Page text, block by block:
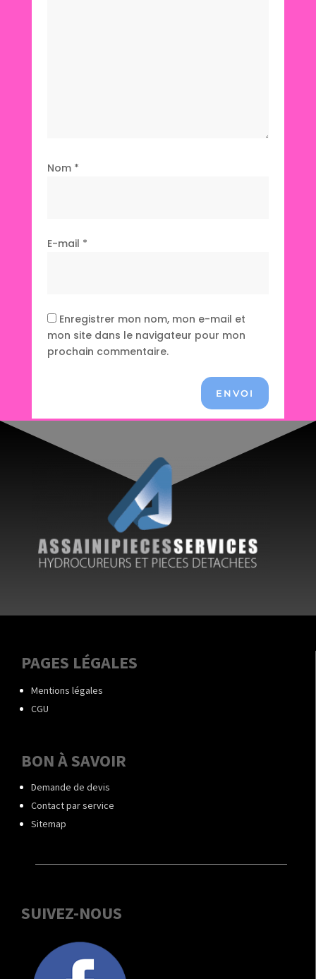
Nom *
E-mail *
Enregistrer mon nom, mon e-mail et
mon site dans le navigateur pour mon
prochain commentaire.
ENVOI
PAGES LÉGALES
Mentions légales
CGU
BON À SAVOIR
Demande de devis
Contact par service
Sitemap
SUIVEZ-NOUS